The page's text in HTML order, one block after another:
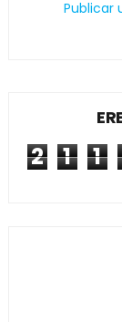
Publicar
2 1 1